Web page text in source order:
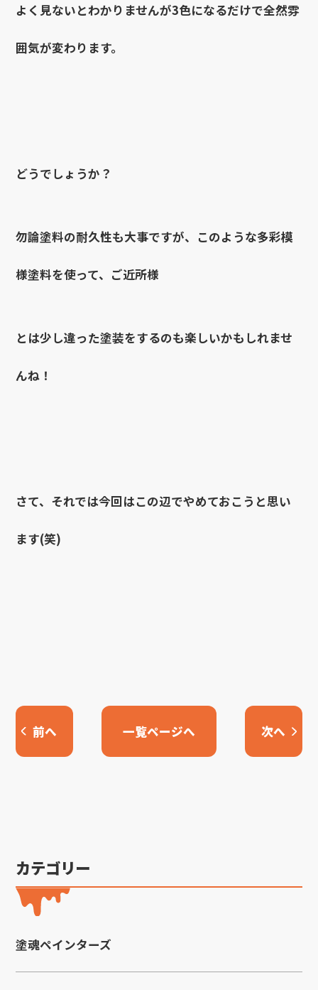
よく見ないとわかりませんが3色になるだけで全然雰
囲気が変わります。
どうでしょうか？
勿論塗料の耐久性も大事ですが、このような多彩模
様塗料を使って、ご近所様
とは少し違った塗装をするのも楽しいかもしれませ
んね！
さて、それでは今回はこの辺でやめておこうと思い
ます(笑)
前へ 一覧ページへ 次へ
カテゴリー
塗魂ペインターズ